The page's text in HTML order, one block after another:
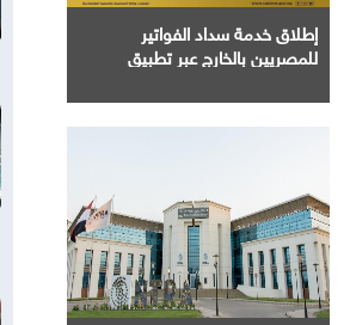
إطلاق خدمة سداد الفواتير
للمصريين بالخارج عبر تطبيق
المالية الكترونيا